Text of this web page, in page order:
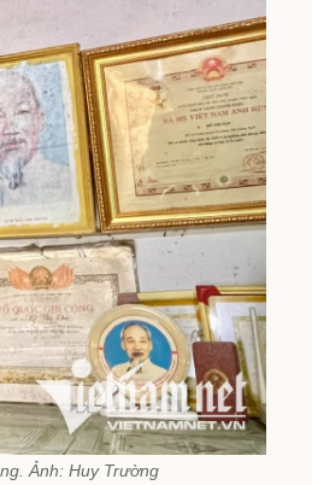
Ảnh: Huy Trường